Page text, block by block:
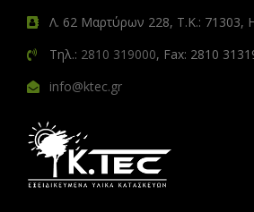
Λ. 62 Μαρτύρων 228, Τ.Κ.: 71303,
Τηλ.: 2810 319000, Fax: 2810
info@ktec.gr